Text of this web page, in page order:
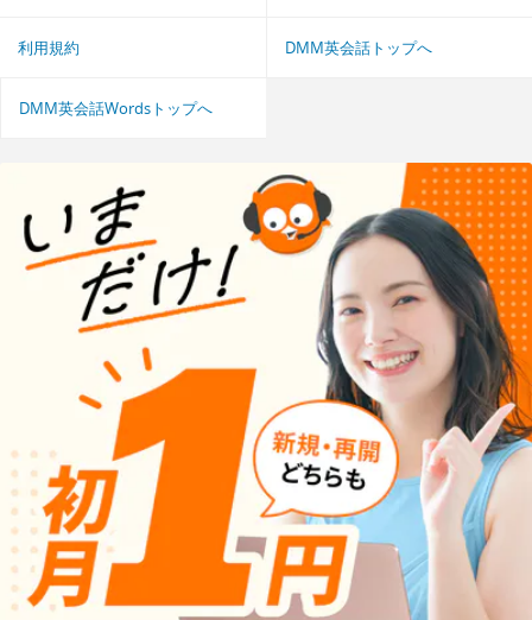
利用規約 DMM英会話トップへ
DMM英会話Wordsトップへ